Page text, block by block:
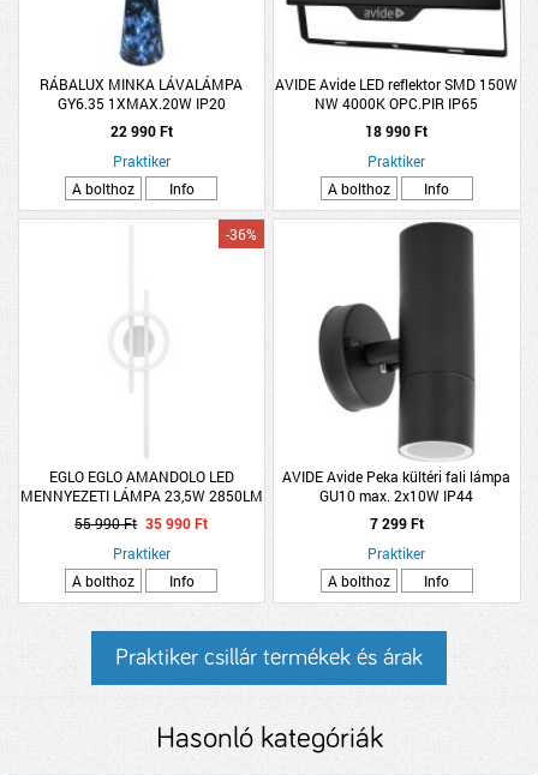
RÁBALUX MINKA LÁVALÁMPA
GY6.35 1XMAX.20W IP20
CSILLÁMDEKORRAL 39,5CM KÉK
22 990 Ft
Praktiker
A bolthoz
Info
AVIDE Avide LED reflektor SMD 150W
NW 4000K OPC.PIR IP65
33,7x3,15x25,8cm
18 990 Ft
Praktiker
A bolthoz
Info
EGLO EGLO AMANDOLO LED
MENNYEZETI LÁMPA 23,5W 2850LM
2700-6500K IP20 CCT/RGB
TÁVIRÁNYÍTÓ 77,5X20CM FEHÉR
-36%
55 990 Ft 35 990 Ft
Praktiker
A bolthoz
Info
AVIDE Avide Peka kültéri fali lámpa
GU10 max. 2x10W IP44
6x18x11,2cm fekete
7 299 Ft
Praktiker
A bolthoz
Info
Praktiker csillár termékek és árak
Hasonló kategóriák